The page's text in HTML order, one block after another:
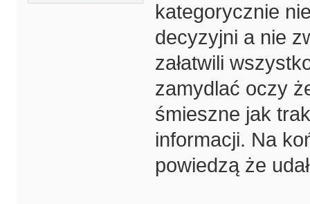
kategorycznie
decyzyjni a nie
załatwili
zamydlać oczy
śmieszne jak
informacji. Na
powiedzą że